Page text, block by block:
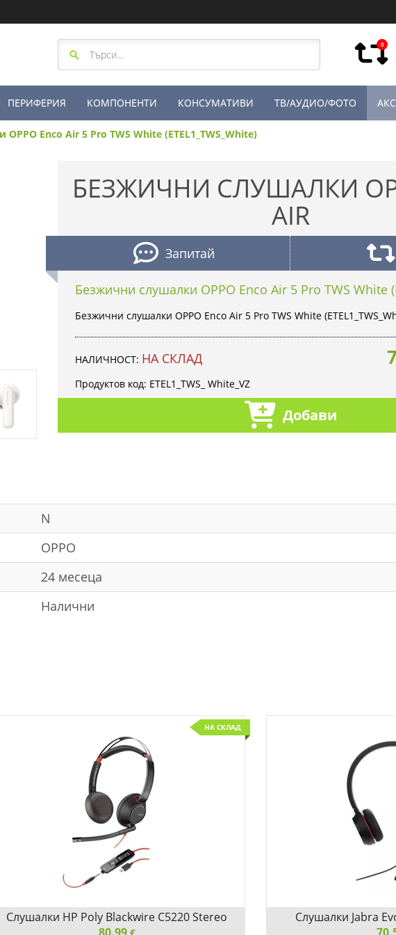
0
ПЕРИФЕРИЯ КОМПОНЕНТИ КОНСУМАТИВИ ТВ/АУДИО/ФОТО
Enco Air 5 Pro TWS White (ETEL1_TWS_White)
БЕЗЖИЧНИ СЛУШАЛКИ
AIR
Запитай
Безжични слушалки OPPO Enco Air 5 Pro TWS White
Безжични слушалки OPPO Enco Air 5 Pro TWS White
НАЛИЧНОСТ: НА СКЛАД
Продуктов код: ETEL1_TWS_ White_VZ
Добави
N
OPPO
24 месеца
Налични
НА СКЛАД
Слушалки HP Poly Blackwire C5220 Stereo
Слушалки Jabra